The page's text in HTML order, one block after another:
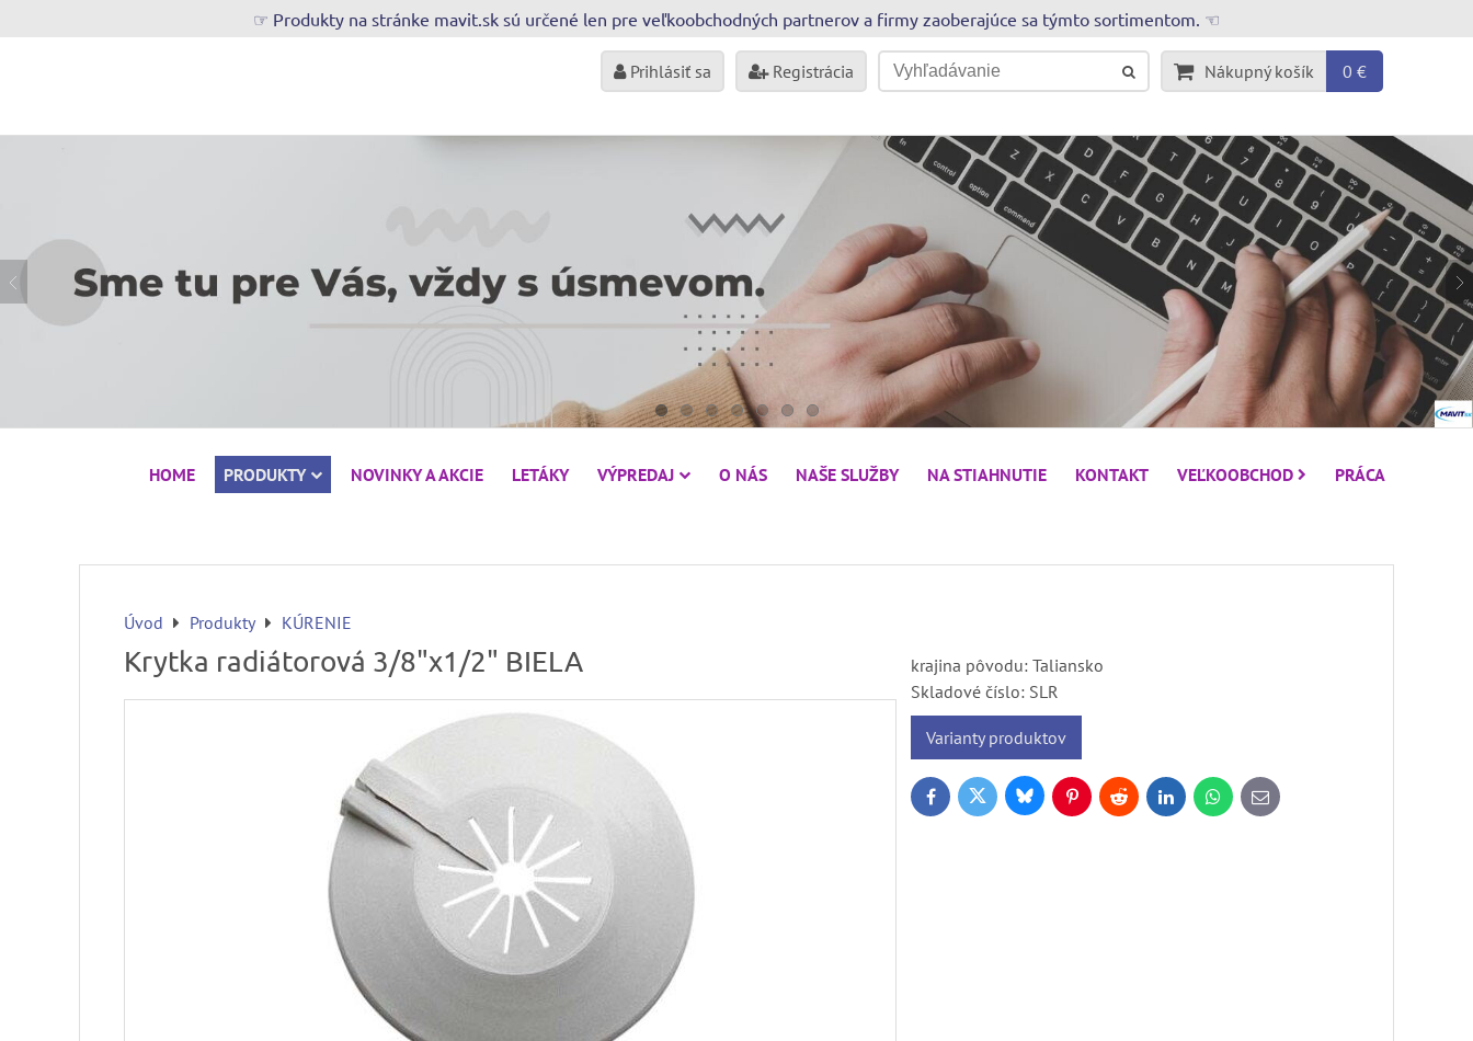
☞ Produkty na stránke mavit.sk sú určené len pre veľkoobchodných partnerov a firmy zaoberajúce sa týmto sortimentom. ☜
Prihlásiť sa Registrácia Nákupný košík 0 €
HOME PRODUKTY NOVINKY A AKCIE LETÁKY VÝPREDAJ O NÁS NAŠE SLUŽBY NA STIAHNUTIE KONTAKT VEĽKOOBCHOD PRÁCA
Úvod Produkty KÚRENIE
Krytka radiátorová 3/8"x1/2" BIELA
krajina pôvodu: Taliansko
Skladové číslo: SLR
Varianty produktov
FacebookTwitter BlueskyPinterestReddit LinkedInWhatsApp
E-
mail